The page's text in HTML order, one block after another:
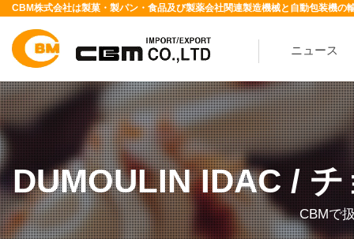
CBM株式会社は製菓・製パン・食品及び製薬会社関連製造機械と自動包装機の
ニュース
DUMOULIN IDAC /
CBMで